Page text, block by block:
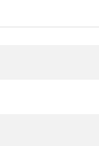
12 Вт/метр
12V
мм